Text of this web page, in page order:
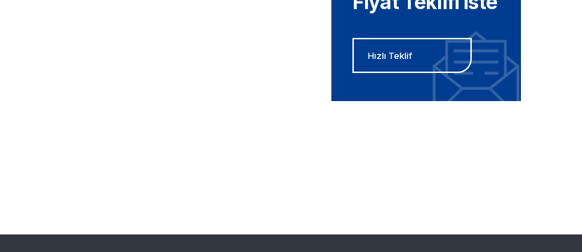
Hızlı Teklif